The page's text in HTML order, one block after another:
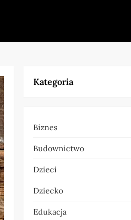
Kategoria
Biznes
Budownictwo
Dzieci
Dziecko
Edukacja